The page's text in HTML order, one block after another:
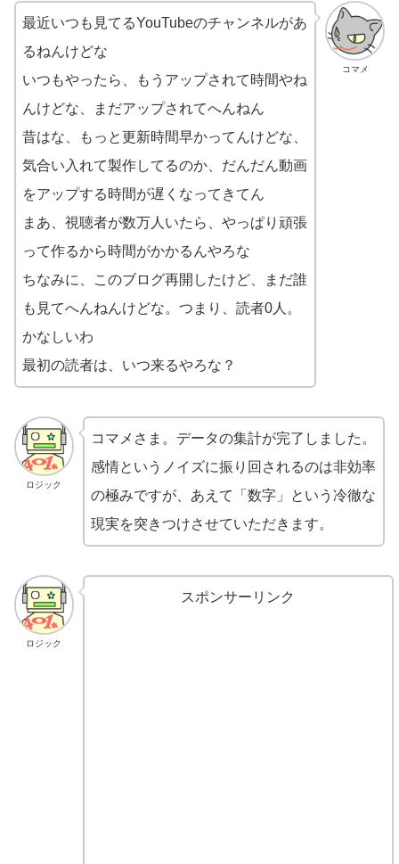
コマメ
最近いつも見てるYouTubeのチャンネルがあ
るねんけどな
いつもやったら、もうアップされて時間やね
んけどな、まだアップされてへんねん
昔はな、もっと更新時間早かってんけどな、
気合い入れて製作してるのか、だんだん動画
をアップする時間が遅くなってきてん
まあ、視聴者が数万人いたら、やっぱり頑張
って作るから時間がかかるんやろな
ちなみに、このブログ再開したけど、まだ誰
も見てへんねんけどな。つまり、読者0人。
かなしいわ
最初の読者は、いつ来るやろな？
ロジック
コマメさま。データの集計が完了しました。
感情というノイズに振り回されるのは非効率
の極みですが、あえて「数字」という冷徹な
現実を突きつけさせていただきます。
ロジック
スポンサーリンク